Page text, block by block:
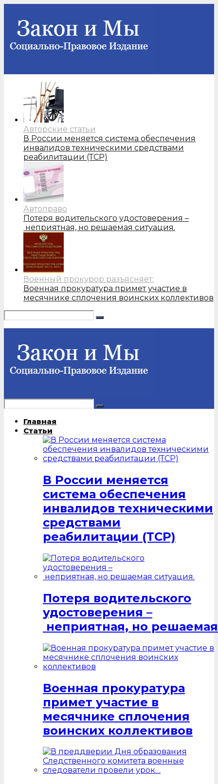
Авторские статьи
В России меняется система обеспечения
инвалидов техническими средствами
реабилитации (ТСР)
Автоправо
Потеря водительского удостоверения –
неприятная, но решаемая ситуация.
Военный прокурор разъясняет:
Военная прокуратура примет участие в
месячнике сплочения воинских коллективов
Главная
Статьи
В России меняется
система обеспечения
инвалидов техническими
средствами
реабилитации (ТСР)
Потеря водительского
удостоверения –
неприятная, но
Военная прокуратура
примет участие в
месячнике сплочения
воинских коллективов